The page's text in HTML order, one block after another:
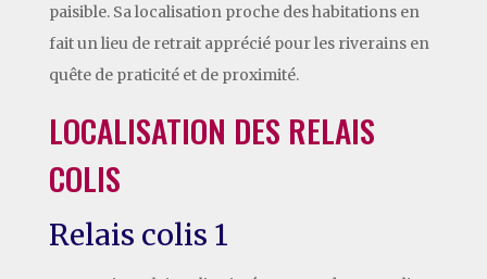
paisible. Sa localisation proche des habitations en
fait un lieu de retrait apprécié pour les riverains en
quête de praticité et de proximité.
LOCALISATION DES RELAIS
COLIS
Relais colis 1